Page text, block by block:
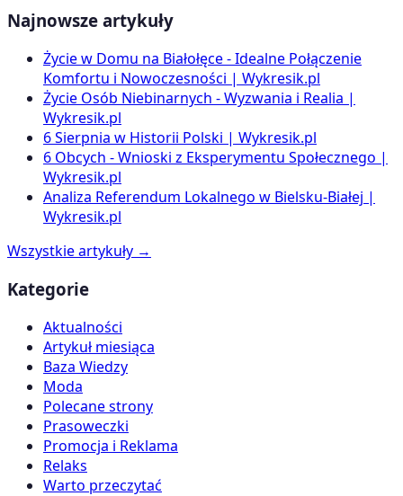
Najnowsze artykuły
Życie w Domu na Białołęce - Idealne Połączenie
Komfortu i Nowoczesności | Wykresik.pl
Życie Osób Niebinarnych - Wyzwania i Realia |
Wykresik.pl
6 Sierpnia w Historii Polski | Wykresik.pl
6 Obcych - Wnioski z Eksperymentu Społecznego |
Wykresik.pl
Analiza Referendum Lokalnego w Bielsku-Białej |
Wykresik.pl
Wszystkie artykuły →
Kategorie
Aktualności
Artykuł miesiąca
Baza Wiedzy
Moda
Polecane strony
Prasoweczki
Promocja i Reklama
Relaks
Warto przeczytać